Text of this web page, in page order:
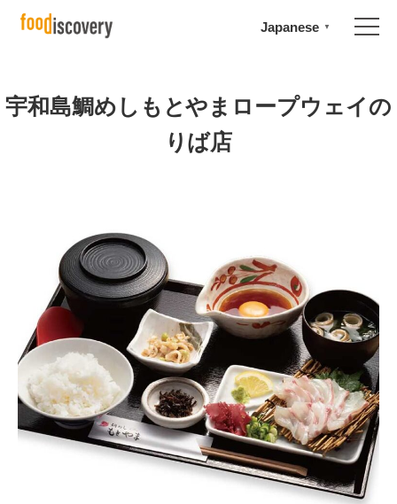
宇和島鯛めしもとやまロープウェイの
りば店
Japanese ▼